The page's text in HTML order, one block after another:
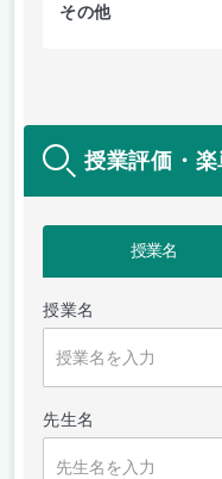
その他
授業評価・
授業名
授業名
先生名